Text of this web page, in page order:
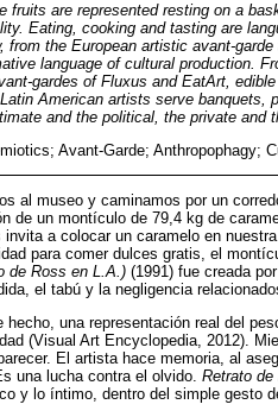
fruits are represented resting on a
Eating, cooking and tasting are
the European artistic avant-
language of cultural production.
gardes of Fluxus and EatArt,
American artists serve banquets,
and the political, the private and
Avant-Garde; Anthropophagy;
al museo y caminamos por un
de un montículo de 79,4 kg de
a colocar un caramelo en
para comer dulces gratis, el
de Ross en L.A.) (1991) fue creada
el tabú y la negligencia
una representación real del
(Visual Art Encyclopedia, 2012).
El artista hace memoria, al
una lucha contra el olvido. Retrato de
y lo íntimo, dentro del simple gesto